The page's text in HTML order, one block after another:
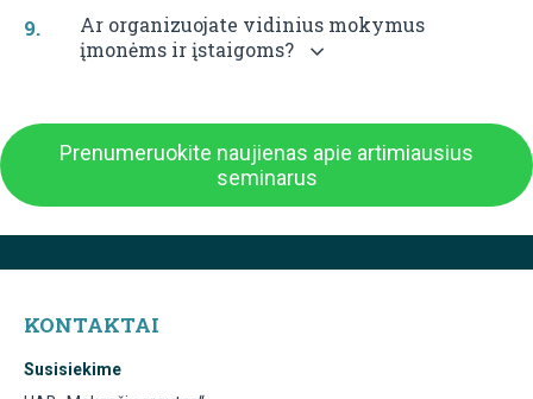
Ar organizuojate vidinius mokymus
įmonėms ir įstaigoms?
Prenumeruokite naujienas apie artimiausius
seminarus
KONTAKTAI
Susisiekime